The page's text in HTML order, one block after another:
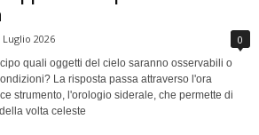
Luglio 2026 0
quali oggetti del cielo saranno osservabili o
La risposta passa attraverso l'ora
strumento, l'orologio siderale, che permette di
volta celeste